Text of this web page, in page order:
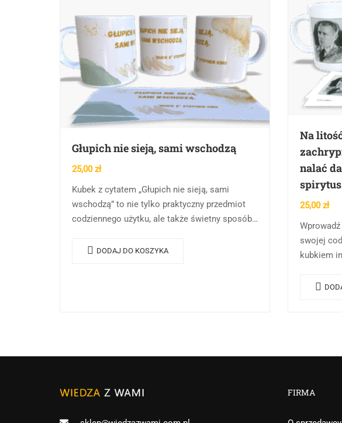
Głupich nie sieją, sami wschodzą
25,00zł
Kubek z cytatem „Głupich nie sieją, sami
wschodzą” to nie tylko praktyczny przedmiot
codziennego użytku, ale także świetny sposób
Twojego dnia. Kubek…
DODAJ DO KOSZYKA
Na
nalać
25,00zł
swojej
kubkiem
elegancki
FIRMA